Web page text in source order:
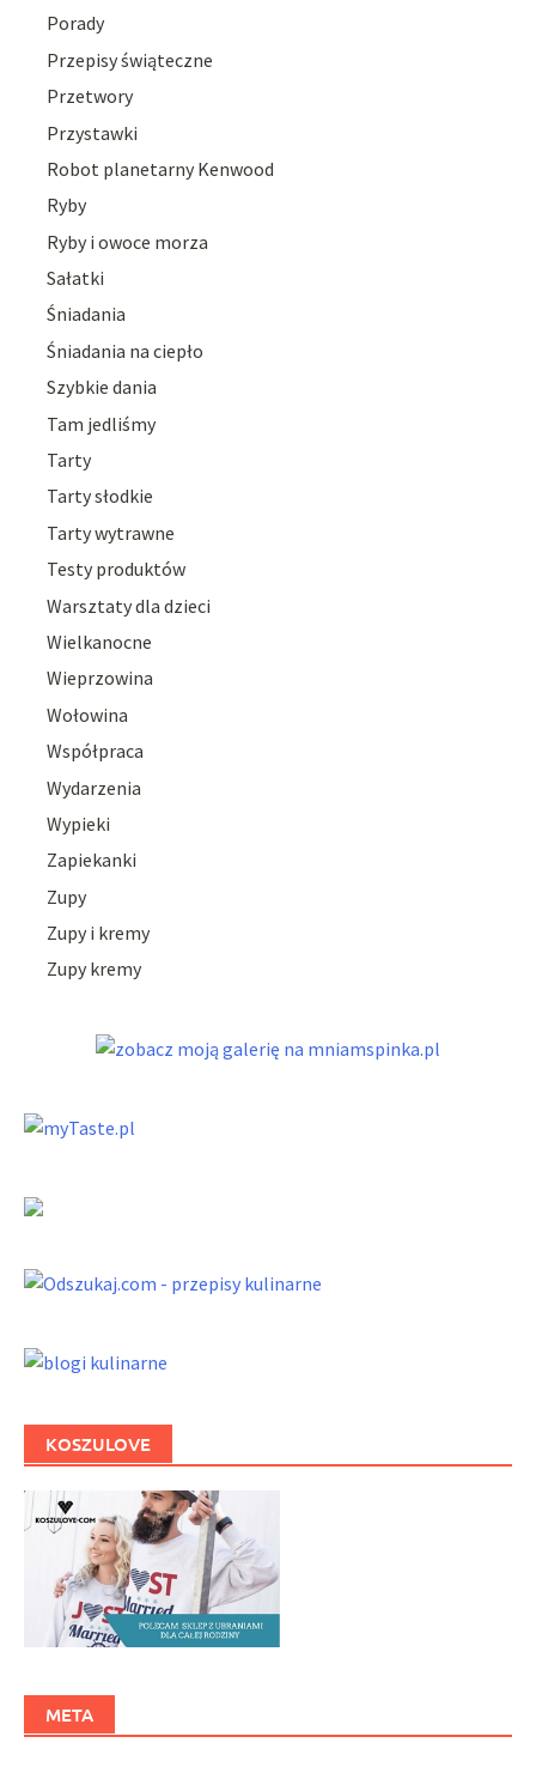
Porady
Przepisy świąteczne
Przetwory
Przystawki
Robot planetarny Kenwood
Ryby
Ryby i owoce morza
Sałatki
Śniadania
Śniadania na ciepło
Szybkie dania
Tam jedliśmy
Tarty
Tarty słodkie
Tarty wytrawne
Testy produktów
Warsztaty dla dzieci
Wielkanocne
Wieprzowina
Wołowina
Współpraca
Wydarzenia
Wypieki
Zapiekanki
Zupy
Zupy i kremy
Zupy kremy
KOSZULOVE
META